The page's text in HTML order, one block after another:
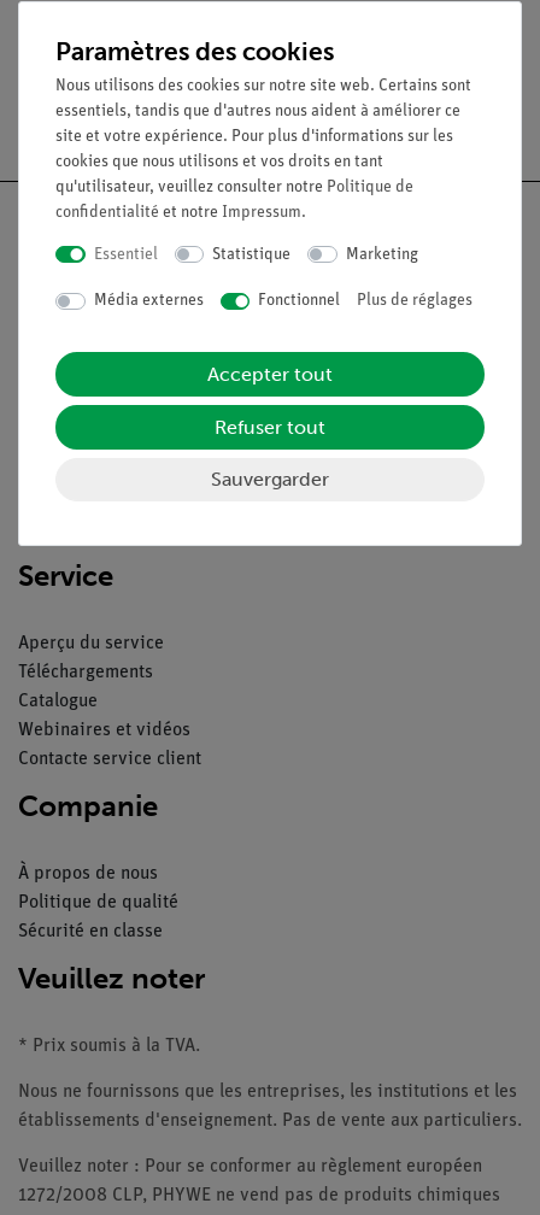
Nach oben
Légal
Contact
Conditions générales de vente
Service
Aperçu du service
Téléchargements
Catalogue
Webinaires et vidéos
Contacte service client
Companie
À propos de nous
Politique de qualité
Sécurité en classe
Veuillez noter
* Prix soumis à la TVA.
Nous ne fournissons que les entreprises, les institutions et les
établissements d'enseignement. Pas de vente aux particuliers.
Veuillez noter : Pour se conformer au règlement européen
1272/2008 CLP, PHYWE ne vend pas de produits chimiques
Paramètres des cookies
Nous utilisons des cookies sur notre site web. Certains sont
essentiels, tandis que d'autres nous aident à améliorer ce
site et votre expérience. Pour plus d'informations sur les
cookies que nous utilisons et vos droits en tant
qu'utilisateur, veuillez consulter notre Politique de
confidentialité et notre Impressum.
Essentiel Statistique Marketing
Média externes Fonctionnel Plus de réglages
Accepter tout
Refuser tout
Sauvergarder